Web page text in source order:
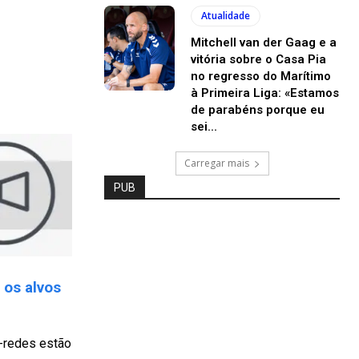
alvos
redes estão
Atualidade
Mitchell van der Gaag e a
vitória sobre o Casa Pia
no regresso do Marítimo
à Primeira Liga: «Estamos
de parabéns porque eu
sei...
Carregar mais
PUB